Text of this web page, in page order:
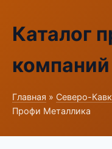
Каталог
компаний
Главная » Северо-
Профи Металлика